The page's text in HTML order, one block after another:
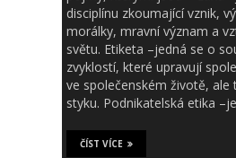
disciplínu zkoumající vznik,
morálky, mravní význam a
světu. Etiketa –jedná se o
zvyklostí, které upravují
ve společenském životě, ale
styku. Podnikatelská etika
ČÍST VÍCE